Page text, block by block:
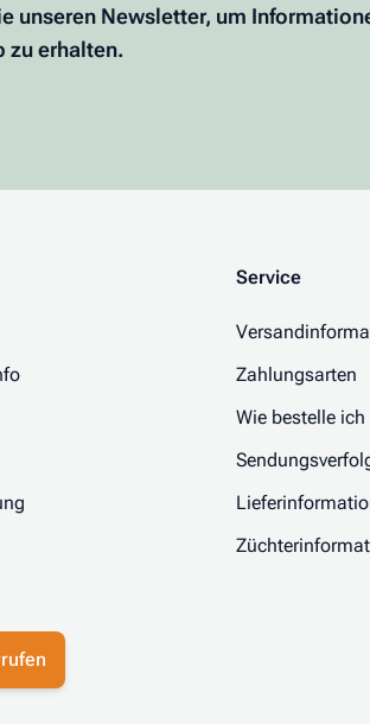
unseren Newsletter, um
zu erhalten.
Service
Zahlungsarten
Wie bestelle